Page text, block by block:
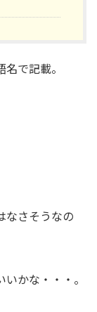
名で記載。
なさそうなの
かな・・・。